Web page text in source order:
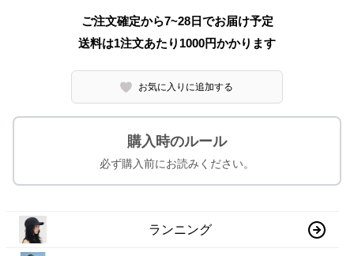
ご注文確定から7~28日でお届け予定
送料は1注文あたり 1000円かかります
お気に入りに追加する
購入時のルール
必ず購入前にお読みください。
ランニング